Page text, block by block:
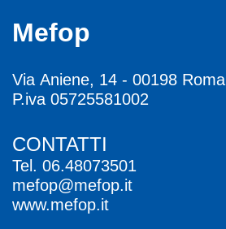
Mefop
Via Aniene, 14 - 00198 Roma
P.iva 05725581002
CONTATTI
Tel. 06.48073501
mefop@mefop.it
www.mefop.it